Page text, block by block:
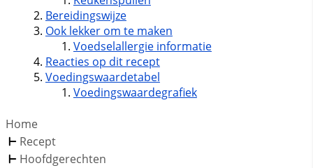
Bereidingswijze
Ook lekker om te maken
Voedselallergie informatie
Reacties op dit recept
Voedingswaardetabel
Voedingswaardegrafiek
Home
Recept
Hoofdgerechten